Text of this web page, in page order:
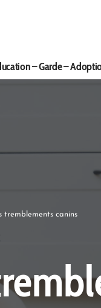
– Garde –
tremblements canins